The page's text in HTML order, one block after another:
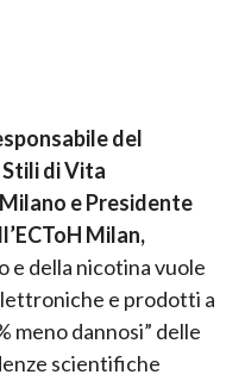
del
di Vita
e Presidente
Milan,
e della nicotina vuole
e prodotti a
meno dannosi” delle
scientifiche